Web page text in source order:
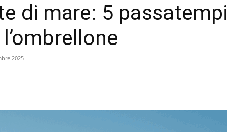
di mare: 5 passatempi
2025